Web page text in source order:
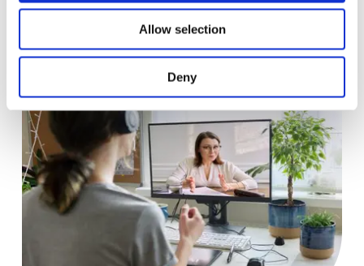
Allow selection
Deny